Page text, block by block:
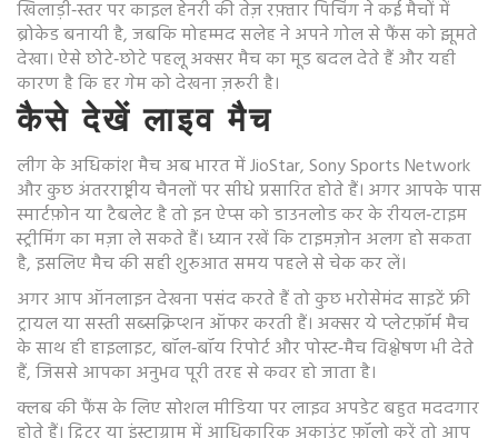
खिलाड़ी‑स्तर पर काइल हेनरी की तेज़ रफ़्तार पिचिंग ने कई मैचों में
ब्रोकेड बनायी है, जबकि मोहम्मद सलेह ने अपने गोल से फैंस को झूमते
देखा। ऐसे छोटे‑छोटे पहलू अक्सर मैच का मूड बदल देते हैं और यही
कारण है कि हर गेम को देखना ज़रूरी है।
कैसे देखें लाइव मैच
लीग के अधिकांश मैच अब भारत में JioStar, Sony Sports Network
और कुछ अंतरराष्ट्रीय चैनलों पर सीधे प्रसारित होते हैं। अगर आपके पास
स्मार्टफ़ोन या टैबलेट है तो इन ऐप्स को डाउनलोड कर के रीयल‑टाइम
स्ट्रीमिंग का मज़ा ले सकते हैं। ध्यान रखें कि टाइमज़ोन अलग हो सकता
है, इसलिए मैच की सही शुरुआत समय पहले से चेक कर लें।
अगर आप ऑनलाइन देखना पसंद करते हैं तो कुछ भरोसेमंद साइटें फ्री
ट्रायल या सस्ती सब्सक्रिप्शन ऑफर करती हैं। अक्सर ये प्लेटफ़ॉर्म मैच
के साथ ही हाइलाइट, बॉल‑बॉय रिपोर्ट और पोस्ट‑मैच विश्लेषण भी देते
हैं, जिससे आपका अनुभव पूरी तरह से कवर हो जाता है।
क्लब की फैंस के लिए सोशल मीडिया पर लाइव अपडेट बहुत मददगार